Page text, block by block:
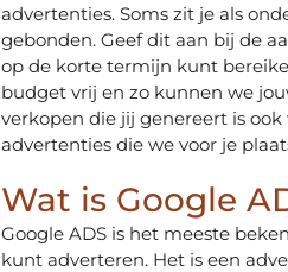
advertenties. Soms zit je als
gebonden. Geef dit aan bij de
op de korte termijn kunt
budget vrij en zo kunnen we
verkopen die jij genereert is
advertenties die we voor je
Wat is Google
Google ADS is het meeste
kunt adverteren. Het is een